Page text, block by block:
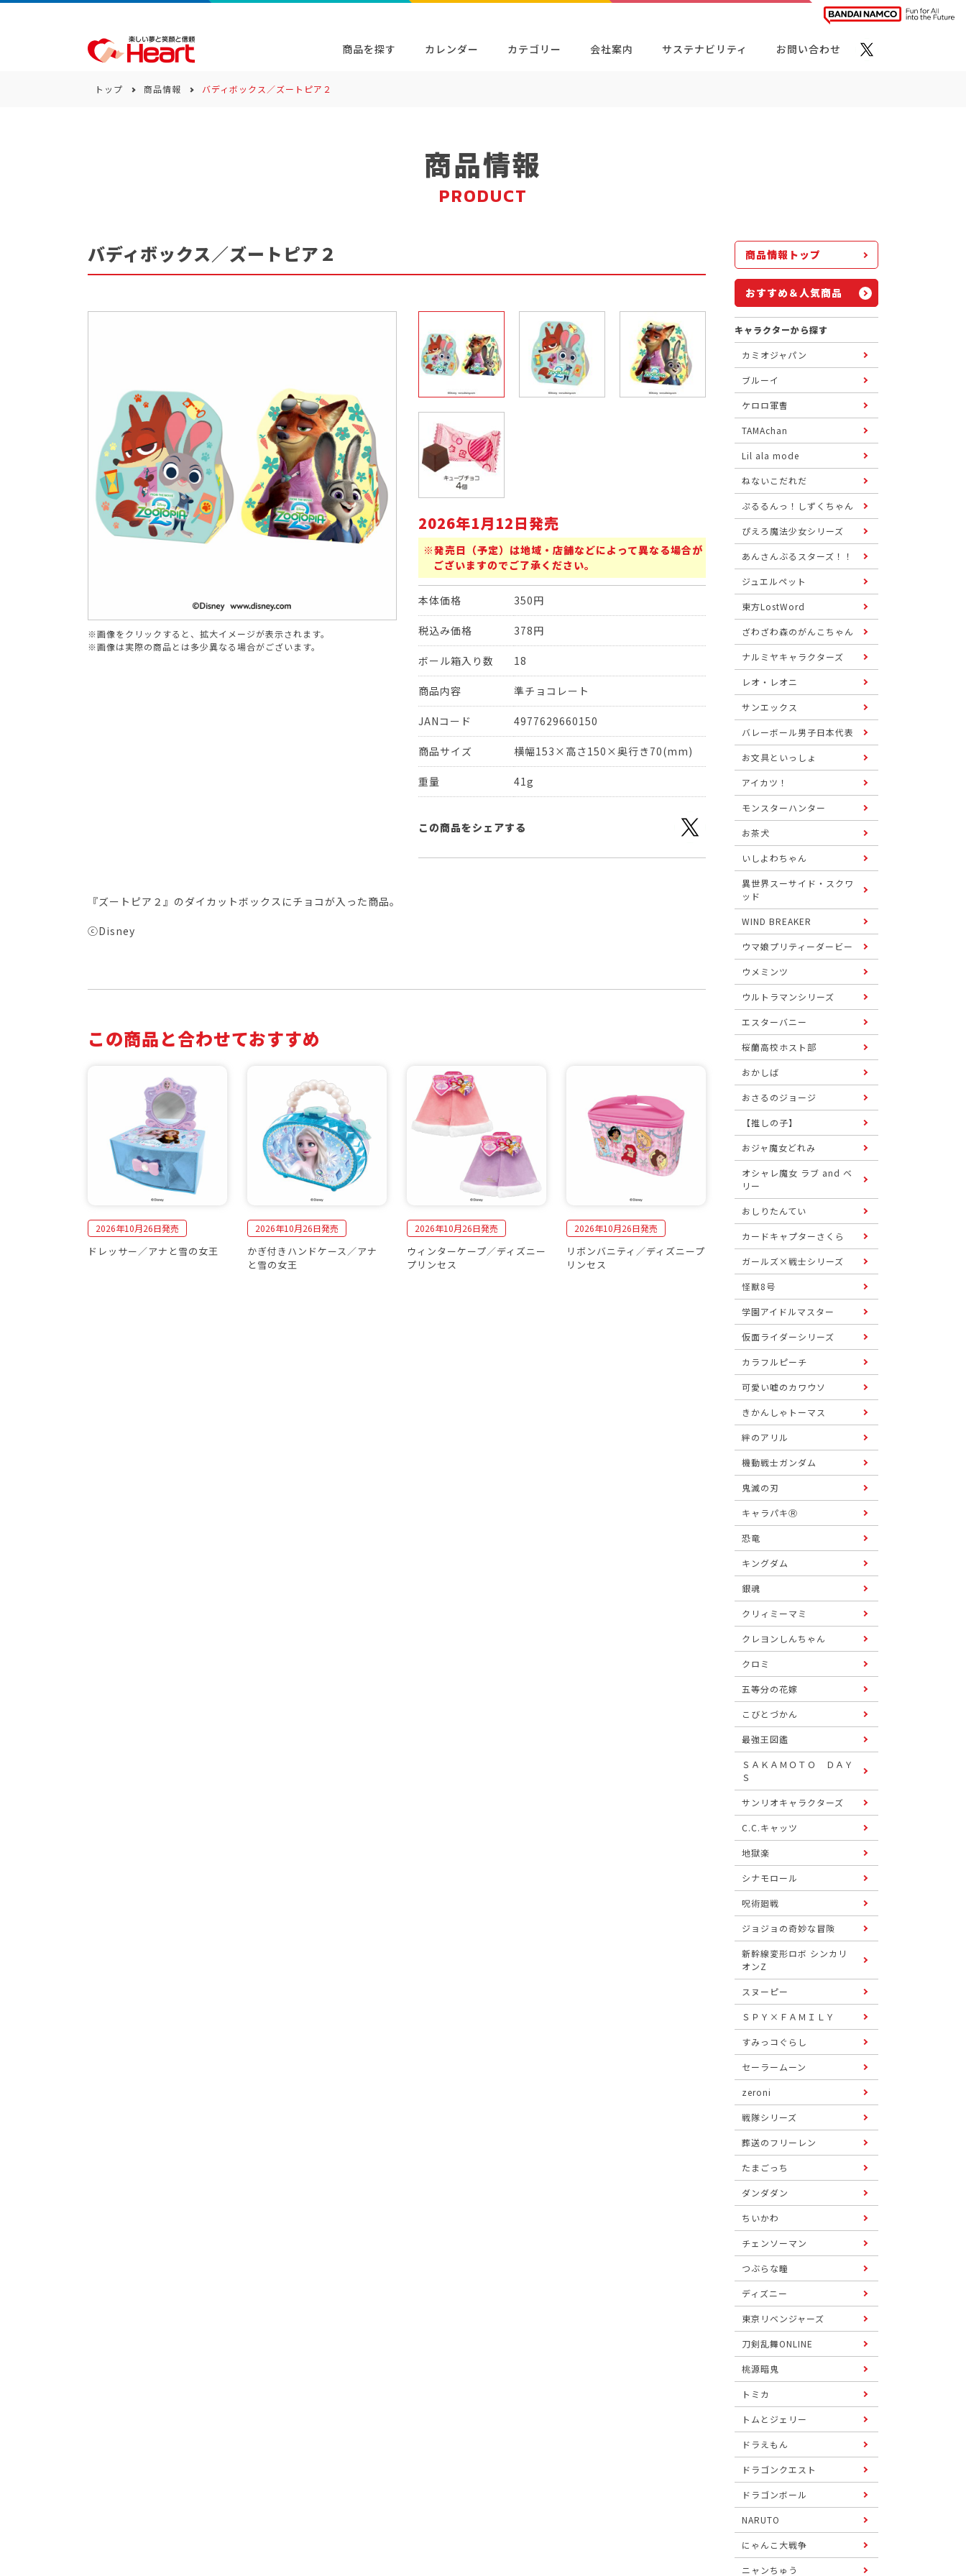
商品を探す
商品一覧 キーワード検索
カレンダー カテゴリー
カテゴリー
会社案内 サステナビリティ お問い合わせ
トップ 商品情報 バディボックス／ズートピア２
商品情報
PRODUCT
バディボックス／ズートピア２
※画像をクリックすると、拡大イメージが表示されます。
※画像は実際の商品とは多少異なる場合がございます。
2026年1月12日発売
※発売日（予定）は地域・店舗などによって異なる場合が
ございますのでご了承ください。
本体価格 350円
税込み価格 378円
ボール箱入り数 18
商品内容 準チョコレート
JANコード 4977629660150
商品サイズ 横幅153×高さ150×奥行き70(mm)
重量 41g
この商品をシェアする
『ズートピア２』のダイカットボックスにチョコが入った商品。
ⓒDisney
この商品と合わせておすすめ
2026年10月26日発売
ドレッサー／アナと雪の女王
2026年10月26日発売
かぎ付きハンドケース／アナ
と雪の女王
2026年10月26日発売
ウィンターケープ／ディズニー
プリンセス
2026年10月26日発売
リボンバニティ／ディズニープ
リンセス
商品情報トップ
おすすめ＆人気商品
キャラクターから探す
カミオジャパン
ブルーイ
ケロロ軍曹
TAMAchan
Lil ala mode
ねないこだれだ
ぷるるんっ！しずくちゃん
ぴえろ魔法少女シリーズ
あんさんぶるスターズ！！
ジュエルペット
東方LostWord
ざわざわ森のがんこちゃん
ナルミヤキャラクターズ
レオ・レオニ
サンエックス
バレーボール男子日本代表
お文具といっしょ
アイカツ！
モンスターハンター
お茶犬
いしよわちゃん
異世界スーサイド・スクワ
ッド
WIND BREAKER
ウマ娘プリティーダービー
ウメミンツ
ウルトラマンシリーズ
エスターバニー
桜蘭高校ホスト部
おかしば
おさるのジョージ
【推しの子】
おジャ魔女どれみ
オシャレ魔女 ラブ and ベ
リー
おしりたんてい
カードキャプターさくら
ガールズ×戦士シリーズ
怪獣8号
学園アイドルマスター
仮面ライダーシリーズ
カラフルピーチ
可愛い嘘のカワウソ
きかんしゃトーマス
絆のアリル
機動戦士ガンダム
鬼滅の刃
キャラパキⓇ
恐竜
キングダム
銀魂
クリィミーマミ
クレヨンしんちゃん
クロミ
五等分の花嫁
こびとづかん
最強王図鑑
ＳＡＫＡＭＯＴＯ ＤＡＹ
Ｓ
サンリオキャラクターズ
C.C.キャッツ
地獄楽
シナモロール
呪術廻戦
ジョジョの奇妙な冒険
新幹線変形ロボ シンカリ
オンZ
スヌーピー
ＳＰＹ×ＦＡＭＩＬＹ
すみっコぐらし
セーラームーン
zeroni
戦隊シリーズ
葬送のフリーレン
たまごっち
ダンダダン
ちいかわ
チェンソーマン
つぶらな瞳
ディズニー
東京リベンジャーズ
刀剣乱舞ONLINE
桃源暗鬼
トミカ
トムとジェリー
ドラえもん
ドラゴンクエスト
ドラゴンボール
NARUTO
にゃんこ大戦争
ニャンちゅう